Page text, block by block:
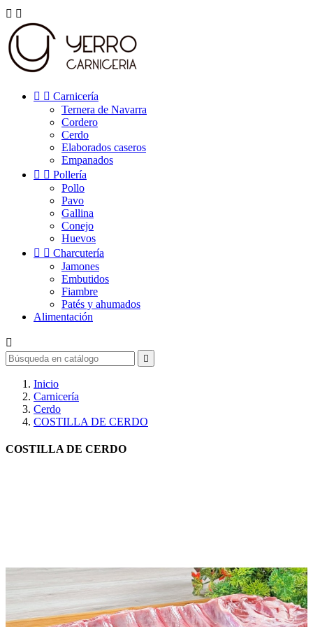
 
  Carnicería
Ternera de Navarra
Cordero
Cerdo
Elaborados caseros
Empanados
  Pollería
Pollo
Pavo
Gallina
Conejo
Huevos
  Charcutería
Jamones
Embutidos
Fiambre
Patés y ahumados
Alimentación


Inicio
Carnicería
Cerdo
COSTILLA DE CERDO
COSTILLA DE CERDO